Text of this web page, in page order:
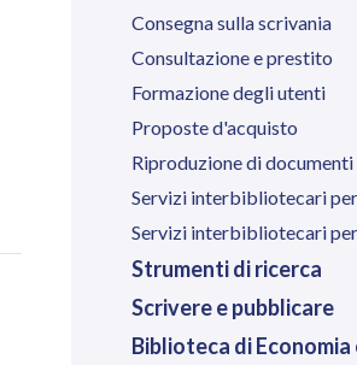
Consegna sulla scrivania
Consultazione e prestito
Formazione degli utenti
Proposte d'acquisto
Riproduzione di documenti
Servizi interbibliotecari
Servizi interbibliotecari
Strumenti di ricerca
Scrivere e pubblicare
Biblioteca di